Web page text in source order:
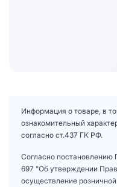
Информация о товаре, в
ознакомительный
согласно ст.437 ГК РФ.
Согласно постановлению
697 "Об утверждении
осуществление